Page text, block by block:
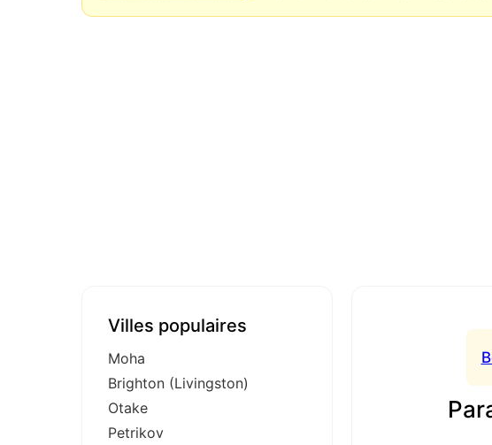
Villes populaires
Moha
Brighton (Livingston)
Otake
Petrikov